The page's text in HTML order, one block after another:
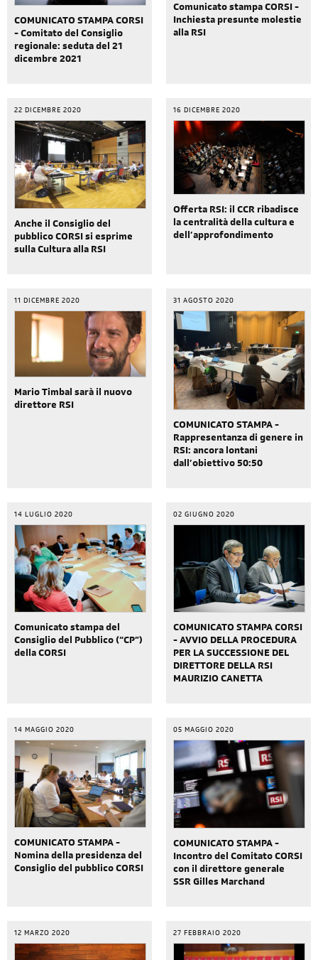
COMUNICATO STAMPA CORSI
- Comitato del Consiglio
regionale: seduta del 21
dicembre 2021
Comunicato stampa CORSI -
Inchiesta presunte molestie
alla RSI
22 DICEMBRE 2020
Anche il Consiglio del
pubblico CORSI si esprime
sulla Cultura alla RSI
16 DICEMBRE 2020
Offerta RSI: il CCR ribadisce
la centralità della cultura e
dell’approfondimento
11 DICEMBRE 2020
Mario Timbal sarà il nuovo
direttore RSI
31 AGOSTO 2020
COMUNICATO STAMPA -
Rappresentanza di genere in
RSI: ancora lontani
dall’obiettivo 50:50
14 LUGLIO 2020
Comunicato stampa del
Consiglio del Pubblico (“CP”)
della CORSI
02 GIUGNO 2020
COMUNICATO STAMPA CORSI
- AVVIO DELLA PROCEDURA
PER LA SUCCESSIONE DEL
DIRETTORE DELLA RSI
MAURIZIO CANETTA
14 MAGGIO 2020
COMUNICATO STAMPA -
Nomina della presidenza del
Consiglio del pubblico CORSI
05 MAGGIO 2020
COMUNICATO STAMPA -
Incontro del Comitato CORSI
con il direttore generale
SSR Gilles Marchand
12 MARZO 2020 27 FEBBRAIO 2020